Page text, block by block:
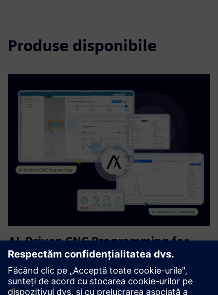
Produse disponibile
AI-Driven CNC Programming for
Siemens NX CAM | Free Plan
Helps CAM users accelerate programming and improve
consistency. It serves CNC programmers and